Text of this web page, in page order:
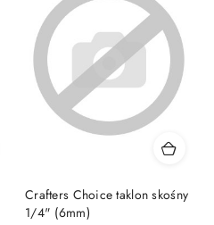
Crafters Choice taklon skośny
1/4" (6mm)